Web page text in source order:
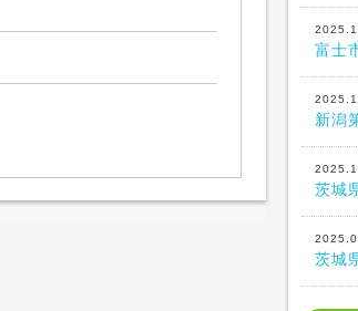
富士
新潟
茨城
茨城